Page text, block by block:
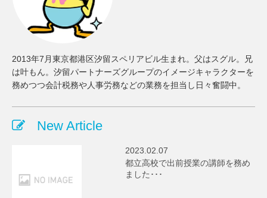
2013年7月東京都港区汐留スペリアビル生まれ。父はスグル。兄
は叶もん。汐留パートナーズグループのイメージキャラクターを
務めつつ会計税務や人事労務などの業務を担当し日々奮闘中。
New Article
2023.02.07
都立高校で出前授業の講師を務め
ました･･･